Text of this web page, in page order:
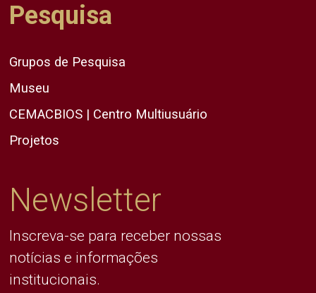
Pesquisa
Grupos de Pesquisa
Museu
CEMACBIOS | Centro Multiusuário
Projetos
Newsletter
Inscreva-se para receber nossas
notícias e informações
institucionais.